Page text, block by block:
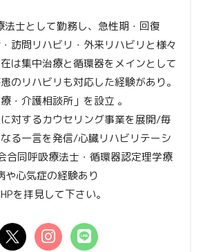
士として勤務し、急性期・回復
訪問リハビリ・外来リハビリと様々
は集中治療と循環器をメインとして
のリハビリも対応した経験があり。
・介護相談所」を設立 。
対するカウセリング事業を展開/毎
る一言を発信/心臓リハビリテーシ
合同呼吸療法士・循環器認定理学療
心気症の経験あり
を拝見して下さい。